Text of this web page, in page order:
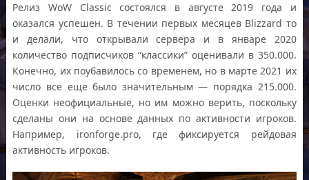
Релиз WoW Classic состоялся в августе 2019 года и
оказался успешен. В течении первых месяцев Blizzard то
и делали, что открывали сервера и в январе 2020
количество подписчиков “классики” оценивали в 350.000.
Конечно, их поубавилось со временем, но в марте 2021 их
число все еще было значительным — порядка 215.000.
Оценки неофициальные, но им можно верить, поскольку
сделаны они на основе данных по активности игроков.
Например, ironforge.pro, где фиксируется рейдовая
активность игроков.